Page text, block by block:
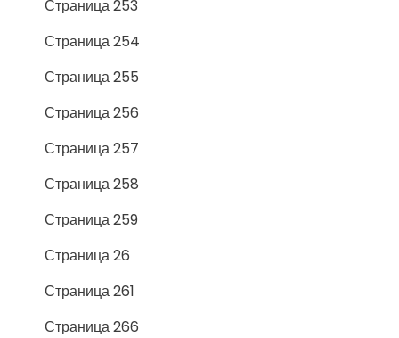
Страница 253
Страница 254
Страница 255
Страница 256
Страница 257
Страница 258
Страница 259
Страница 26
Страница 261
Страница 266